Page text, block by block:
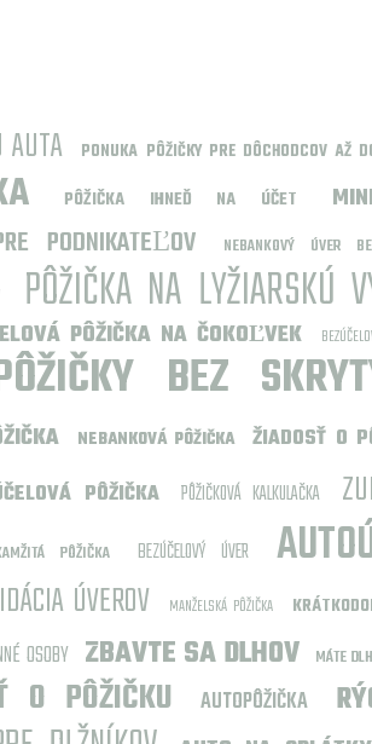
AUTA PONUKA PÔŽIČKY PRE DÔCHODCOV AŽ
PÔŽIČKA IHNEĎ NA ÚČET
PODNIKATEĽOV NEBANKOVÝ ÚVER
PÔŽIČKA NA LYŽIARSKÚ
PÔŽIČKA NA ČOKOĽVEK
BEZ
NEBANKOVÁ PÔŽIČKA ŽIADOSŤ O
PÔŽIČKA PÔŽIČKOVÁ KALKULAČKA
PÔŽIČKA BEZÚČELOVÝ ÚVER
ÚVEROV MANŽELSKÁ PÔŽIČKA
OSOBY ZBAVTE SA DLHOV MÁTE
O PÔŽIČKU AUTOPÔŽIČKA